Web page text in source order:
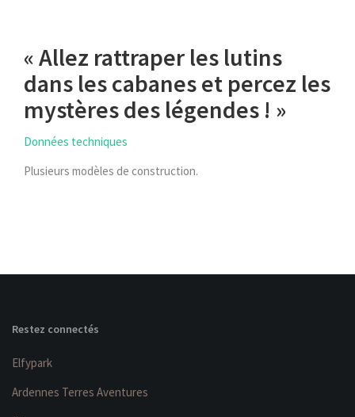
« Allez rattraper les lutins
dans les cabanes et percez les
mystères des légendes ! »
Données techniques
Plusieurs modèles de construction.
Restez connectés
Elfypark
Ardennes Terres Aventures